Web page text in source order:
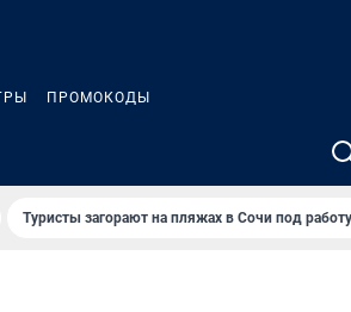
ПРОМОКОДЫ
Туристы загорают на пляжах в Сочи под